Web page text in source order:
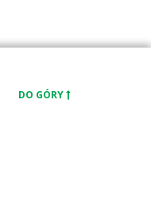
DO GÓRY